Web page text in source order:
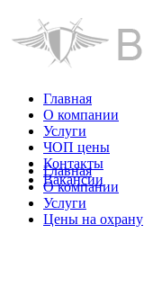
Главная
О компании
Услуги
ЧОП цены
Контакты
Вакансии
Главная
О компании
Услуги
Цены на охрану